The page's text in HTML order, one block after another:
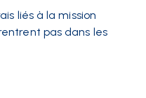
liés à la mission
pas dans les